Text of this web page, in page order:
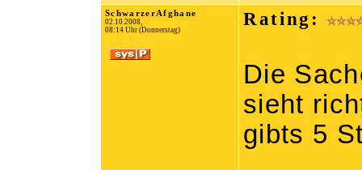
SchwarzerAfghane
02.10.2008,
08:14 Uhr (Donnerstag)
Rating:
Die
sieht
gibts 5